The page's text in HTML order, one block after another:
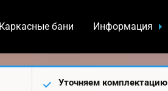
Каркасные бани Информация
Уточняем комплектацию